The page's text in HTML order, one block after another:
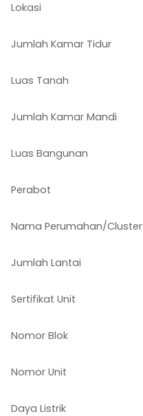
Lokasi
Jumlah Kamar Tidur
Luas Tanah
Jumlah Kamar Mandi
Luas Bangunan
Perabot
Nama Perumahan/Cluster
Jumlah Lantai
Sertifikat Unit
Nomor Blok
Nomor Unit
Daya Listrik